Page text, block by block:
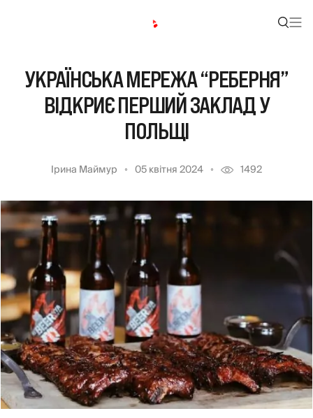
УКРАЇНСЬКА МЕРЕЖА “РЕБЕРНЯ”
ВІДКРИЄ ПЕРШИЙ ЗАКЛАД У
ПОЛЬЩІ
Ірина Маймур 05 квітня 2024 1492